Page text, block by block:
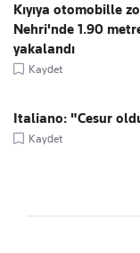
Kıyıya otomobille
Nehri'nde 1.90
yakalandı
Kaydet
Italiano: "Cesur
Kaydet